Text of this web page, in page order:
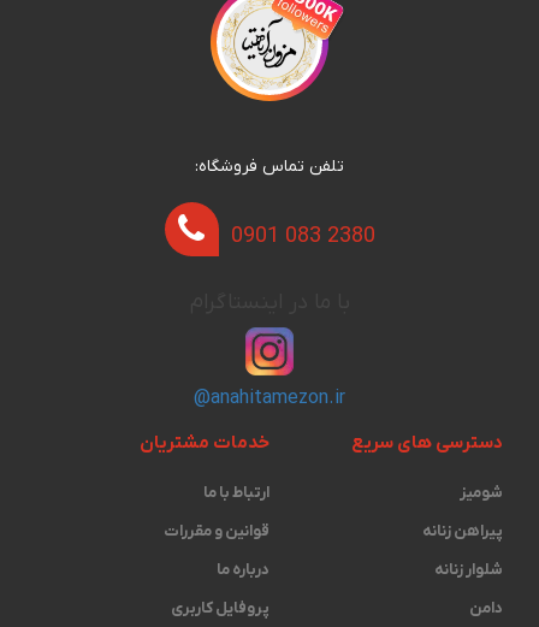
تلفن تماس فروشگاه:
0901 083 2380
@anahitamezon.ir
دسترسی های سریع
شومیز
پیراهن زنانه
شلوار زنانه
دامن
خدمات مشتریان
ارتباط با ما
قوانین و مقررات
درباره ما
پروفایل کاربری